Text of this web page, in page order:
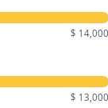
$ 14,000
$ 13,000